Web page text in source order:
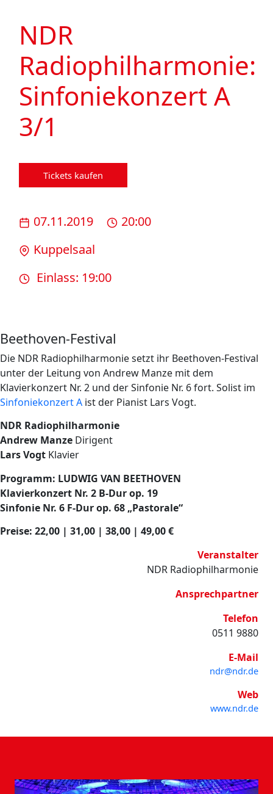
NDR
Radiophilharmonie:
Sinfoniekonzert A
3/1
Tickets kaufen
07.11.2019
20:00
Kuppelsaal
Einlass: 19:00
Beethoven-Festival
Die NDR Radiophilharmonie setzt ihr Beethoven-Festival
unter der Leitung von Andrew Manze mit dem
Klavierkonzert Nr. 2 und der Sinfonie Nr. 6 fort. Solist im
Sinfoniekonzert A ist der Pianist Lars Vogt.
NDR Radiophilharmonie
Andrew Manze Dirigent
Lars Vogt Klavier
Programm: LUDWIG VAN BEETHOVEN
Klavierkonzert Nr. 2 B-Dur op. 19
Sinfonie Nr. 6 F-Dur op. 68 „Pastorale“
Preise: 22,00 | 31,00 | 38,00 | 49,00 €
Veranstalter
NDR Radiophilharmonie
Ansprechpartner
Telefon
0511 9880
E-Mail
ndr@ndr.de
Web
www.ndr.de